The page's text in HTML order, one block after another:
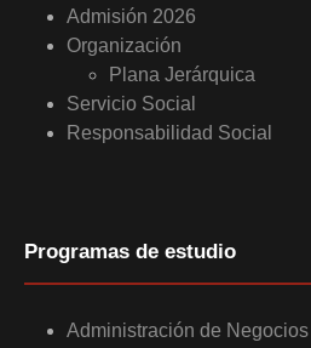
Admisión 2026
Organización
Plana Jerárquica
Servicio Social
Responsabilidad Social
Programas de estudio
Administración de